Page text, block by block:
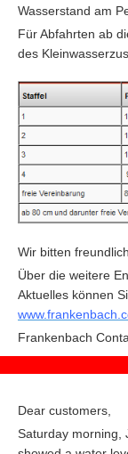
Wasserstand am
Für Abfahrten ab
des
Wir bitten
Über die weitere
Aktuelles können
Frankenbach
Dear customers,
Saturday morning,